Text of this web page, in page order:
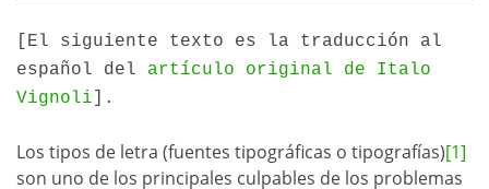
[El siguiente texto es la traducción al
español del artículo original de Italo
Vignoli ].
Los tipos de letra (fuentes tipográficas o tipografías)[1]
son uno de los principales culpables de los problemas